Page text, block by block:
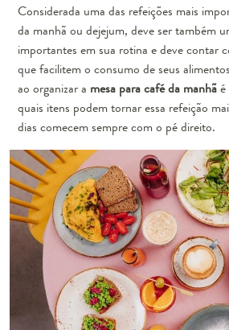
Considerada uma das refeições mais
da manhã ou dejejum, deve ser também
importantes em sua rotina e deve contar
que facilitem o consumo de seus
ao organizar a mesa para café da manhã
quais itens podem tornar essa refeição
dias comecem sempre com o pé direito.